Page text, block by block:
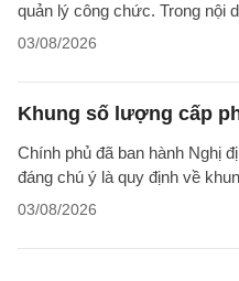
quản lý công chức. Trong nội
03/08/2026
Khung số lượng cấp
Chính phủ đã ban hành Nghị
đáng chú ý là quy định về
03/08/2026